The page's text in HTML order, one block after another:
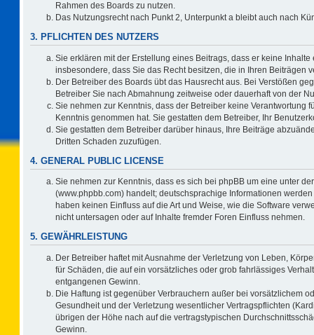
Rahmen des Boards zu nutzen.
Das Nutzungsrecht nach Punkt 2, Unterpunkt a bleibt auch nach
3. PFLICHTEN DES NUTZERS
Sie erklären mit der Erstellung eines Beitrags, dass er keine
insbesondere, dass Sie das Recht besitzen, die in Ihren Beiträgen
Der Betreiber des Boards übt das Hausrecht aus. Bei Verstößen
Betreiber Sie nach Abmahnung zeitweise oder dauerhaft von der
Sie nehmen zur Kenntnis, dass der Betreiber keine Verantwortung
Kenntnis genommen hat. Sie gestatten dem Betreiber, Ihr
Sie gestatten dem Betreiber darüber hinaus, Ihre Beiträge
Dritten Schaden zuzufügen.
4. GENERAL PUBLIC LICENSE
Sie nehmen zur Kenntnis, dass es sich bei phpBB um eine unter der
(www.phpbb.com) handelt; deutschsprachige Informationen
haben keinen Einfluss auf die Art und Weise, wie die Software
nicht untersagen oder auf Inhalte fremder Foren Einfluss nehmen.
5. GEWÄHRLEISTUNG
Der Betreiber haftet mit Ausnahme der Verletzung von Leben,
für Schäden, die auf ein vorsätzliches oder grob fahrlässiges
entgangenen Gewinn.
Die Haftung ist gegenüber Verbrauchern außer bei vorsätzlichem
Gesundheit und der Verletzung wesentlicher Vertragspflichten
übrigen der Höhe nach auf die vertragstypischen
Gewinn.